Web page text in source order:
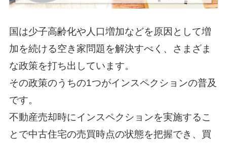
国は少子高齢化や人口増加などを原因として増
加を続ける空き家問題を解決すべく、さまざま
な政策を打ち出しています。
その政策のうちの1つがインスペクションの普及
です。
不動産売却時にインスペクションを実施するこ
とで中古住宅の売買時点の状態を把握でき、買